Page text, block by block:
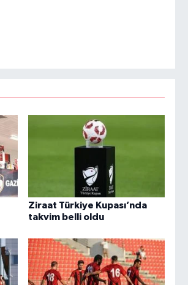
Ziraat Türkiye Kupası’nda
takvim belli oldu